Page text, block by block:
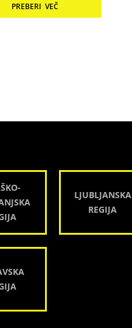
PREBERI VEČ
LJUBLJANSKA
REGIJA